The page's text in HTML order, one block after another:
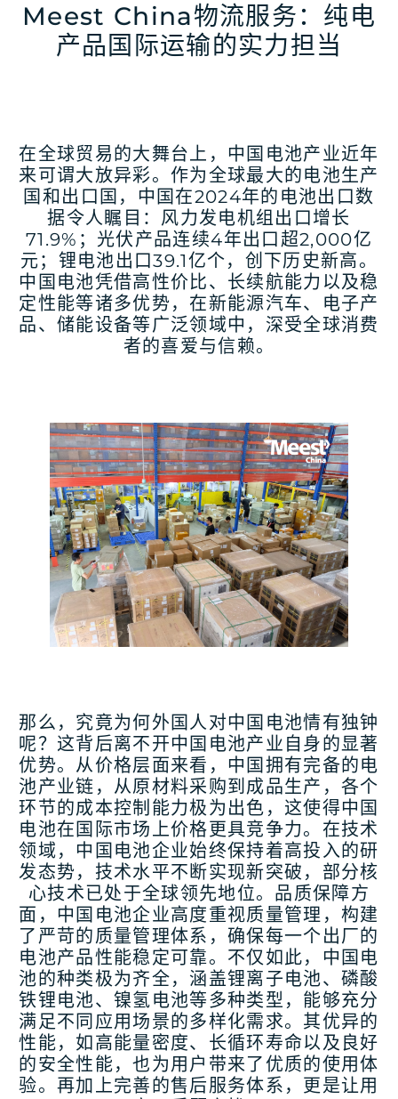
Meest China物流服务：纯电
产品国际运输的实力担当
在全球贸易的大舞台上，中国电池产业近年
来可谓大放异彩。作为全球最大的电池生产
国和出口国，中国在2024年的电池出口数
据令人瞩目：风力发电机组出口增长
71.9%；光伏产品连续4年出口超2,000亿
元；锂电池出口39.1亿个，创下历史新高。
中国电池凭借高性价比、长续航能力以及稳
定性能等诸多优势，在新能源汽车、电子产
品、储能设备等广泛领域中，深受全球消费
者的喜爱与信赖。
那么，究竟为何外国人对中国电池情有独钟
呢？这背后离不开中国电池产业自身的显著
优势。从价格层面来看，中国拥有完备的电
池产业链，从原材料采购到成品生产，各个
环节的成本控制能力极为出色，这使得中国
电池在国际市场上价格更具竞争力。在技术
领域，中国电池企业始终保持着高投入的研
发态势，技术水平不断实现新突破，部分核
心技术已处于全球领先地位。品质保障方
面，中国电池企业高度重视质量管理，构建
了严苛的质量管理体系，确保每一个出厂的
电池产品性能稳定可靠。不仅如此，中国电
池的种类极为齐全，涵盖锂离子电池、磷酸
铁锂电池、镍氢电池等多种类型，能够充分
满足不同应用场景的多样化需求。其优异的
性能，如高能量密度、长循环寿命以及良好
的安全性能，也为用户带来了优质的使用体
验。再加上完善的售后服务体系，更是让用